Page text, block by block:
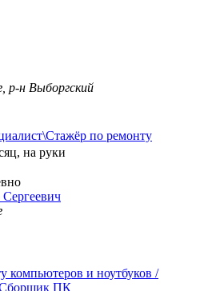
р-н Выборгский
по ремонту
на руки
компьютеров и ноутбуков /
Сборщик ПК